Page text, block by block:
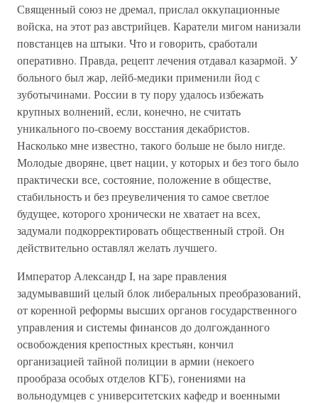
Священный союз не дремал, прислал оккупационные
войска, на этот раз австрийцев. Каратели мигом нанизали
повстанцев на штыки. Что и говорить, сработали
оперативно. Правда, рецепт лечения отдавал казармой. У
больного был жар, лейб-медики применили йод с
зуботычинами. России в ту пору удалось избежать
крупных волнений, если, конечно, не считать
уникального по-своему восстания декабристов.
Насколько мне известно, такого больше не было нигде.
Молодые дворяне, цвет нации, у которых и без того было
практически все, состояние, положение в обществе,
стабильность и без преувеличения то самое светлое
будущее, которого хронически не хватает на всех,
задумали подкорректировать общественный строй. Он
действительно оставлял желать лучшего.
Император Александр I, на заре правления
задумывавший целый блок либеральных преобразований,
от коренной реформы высших органов государственного
управления и системы финансов до долгожданного
освобождения крепостных крестьян, кончил
организацией тайной полиции в армии (некоего
прообраза особых отделов КГБ), гонениями на
вольнодумцев с университетских кафедр и военными